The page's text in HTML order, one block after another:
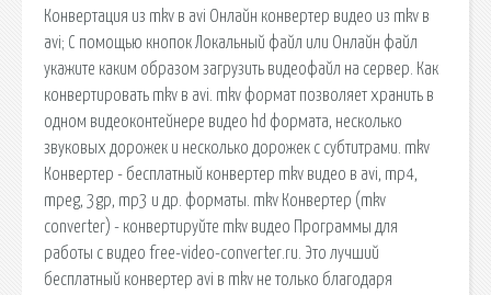
Конвертация из mkv в avi Онлайн конвертер видео из mkv в
avi; С помощью кнопок Локальный файл или Онлайн файл
укажите каким образом загрузить видеофайл на сервер. Как
конвертировать mkv в avi. mkv формат позволяет хранить в
одном видеоконтейнере видео hd формата, несколько
звуковых дорожек и несколько дорожек с субтитрами. mkv
Конвертер - бесплатный конвертер mkv видео в avi, mp4,
mpeg, 3gp, mp3 и др. форматы. mkv Конвертер (mkv
converter) - конвертируйте mkv видео Программы для
работы с видео free-video-converter.ru. Это лучший
бесплатный конвертер avi в mkv не только благодаря